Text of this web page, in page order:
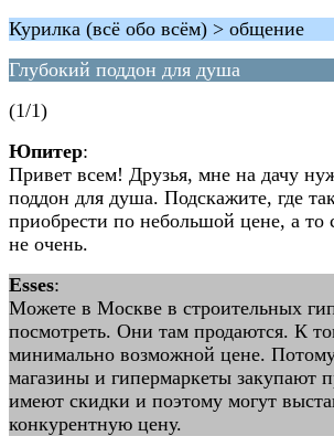
Курилка (всё обо всём) > общение
Глубокий поддон для душа
(1/1)
Юпитер:
Привет всем! Друзья, мне на дачу
поддон для душа. Подскажите, где
приобрести по небольшой цене, а то
не очень.
Esses:
Можете в Москве в строительных
посмотреть. Они там продаются. К
минимально возможной цене.
магазины и гипермаркеты закупают
имеют скидки и поэтому могут
конкурентную цену.